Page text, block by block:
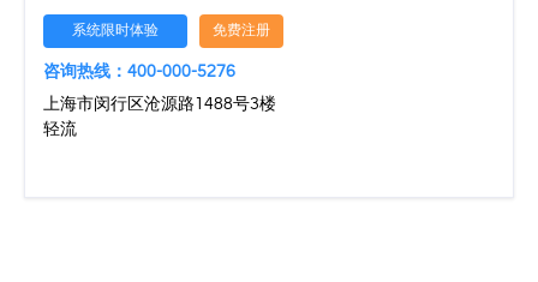
系统限时体验 免费注册
咨询热线：400-000-5276
上海市闵行区沧源路1488号3楼
轻流